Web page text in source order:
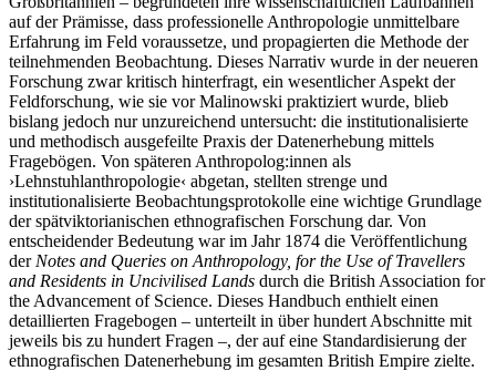
auf der Prämisse, dass professionelle Anthropologie unmittelbare
Erfahrung im Feld voraussetze, und propagierten die Methode der
teilnehmenden Beobachtung. Dieses Narrativ wurde in der neueren
Forschung zwar kritisch hinterfragt, ein wesentlicher Aspekt der
Feldforschung, wie sie vor Malinowski praktiziert wurde, blieb
bislang jedoch nur unzureichend untersucht: die institutionalisierte
und methodisch ausgefeilte Praxis der Datenerhebung mittels
Fragebögen. Von späteren Anthropolog:innen als
›Lehnstuhlanthropologie‹ abgetan, stellten strenge und
institutionalisierte Beobachtungsprotokolle eine wichtige Grundlage
der spätviktorianischen ethnografischen Forschung dar. Von
entscheidender Bedeutung war im Jahr 1874 die Veröffentlichung
der Notes and Queries on Anthropology, for the Use of Travellers
and Residents in Uncivilised Lands durch die British Association for
the Advancement of Science. Dieses Handbuch enthielt einen
detaillierten Fragebogen – unterteilt in über hundert Abschnitte mit
jeweils bis zu hundert Fragen –, der auf eine Standardisierung der
ethnografischen Datenerhebung im gesamten British Empire zielte.